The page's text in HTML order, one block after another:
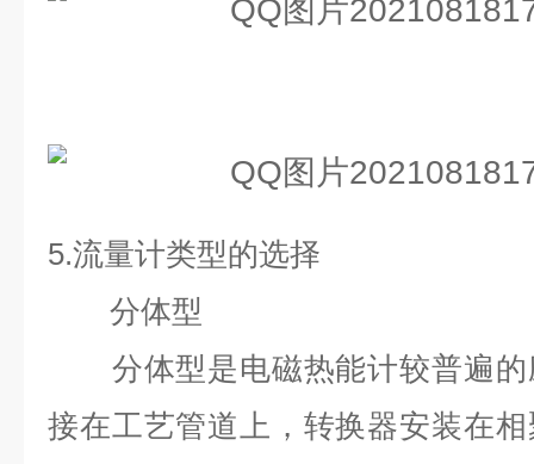
5.流量计类型的选择
分体型
分体型是电磁热能计较普遍的
接在工艺管道上，转换器安装在